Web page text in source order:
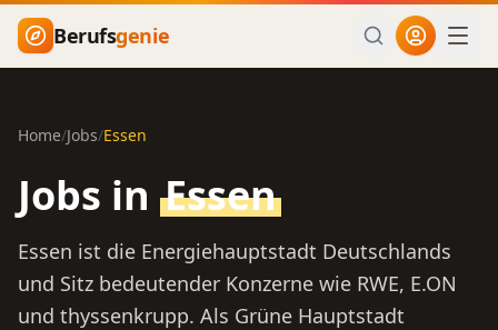
Zum Hauptinhalt springen
Berufsgenie
Home/Jobs/Essen
Jobs in Essen
Essen ist die Energiehauptstadt Deutschlands
und Sitz bedeutender Konzerne wie RWE, E.ON
und thyssenkrupp. Als Grüne Hauptstadt